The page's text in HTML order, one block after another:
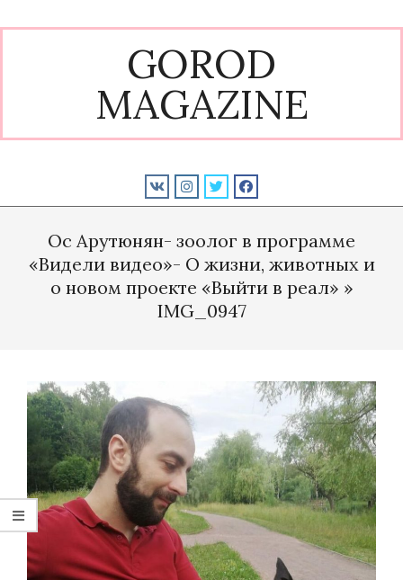
to
GOROD
MAGAZINE
Navigation
Menu
Ос Арутюнян- зоолог в программе
«Видели видео»- О жизни, животных и
о новом проекте «Выйти в реал» »
IMG_0947